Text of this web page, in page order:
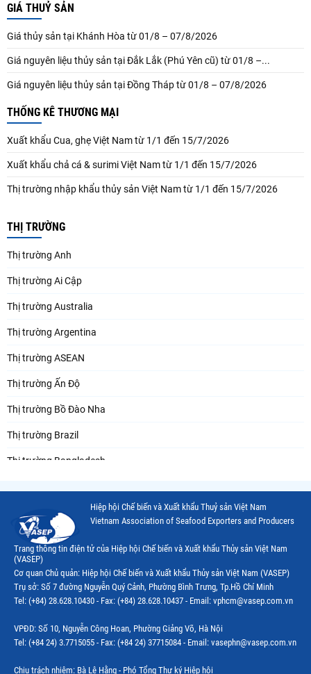
GIÁ THUỶ SẢN
Giá thủy sản tại Khánh Hòa từ 01/8 – 07/8/2026
Giá nguyên liệu thủy sản tại Đắk Lắk (Phú Yên cũ) từ 01/8 –...
Giá nguyên liệu thủy sản tại Đồng Tháp từ 01/8 – 07/8/2026
THỐNG KÊ THƯƠNG MẠI
Xuất khẩu Cua, ghẹ Việt Nam từ 1/1 đến 15/7/2026
Xuất khẩu chả cá & surimi Việt Nam từ 1/1 đến 15/7/2026
Thị trường nhập khẩu thủy sản Việt Nam từ 1/1 đến 15/7/2026
THỊ TRƯỜNG
Thị trường Anh
Thị trường Ai Cập
Thị trường Australia
Thị trường Argentina
Thị trường ASEAN
Thị trường Ấn Độ
Thị trường Bồ Đào Nha
Thị trường Brazil
Thị trường Bangladesh
Thị trường Canada
Thị trường Ecuador
Thị trường EU
Thị trường Indonesia
Thị trường Mỹ
Thị trường Nga
Hiệp hội Chế biến và Xuất khẩu Thuỷ sản Việt Nam
Vietnam Association of Seafood Exporters and Producers
Trang thông tin điện tử của Hiệp hội Chế biến và Xuất khẩu Thủy sản Việt Nam
(VASEP)
Cơ quan Chủ quản: Hiệp hội Chế biến và Xuất khẩu Thủy sản Việt Nam (VASEP)
Trụ sở: Số 7 đường Nguyễn Quý Cảnh, Phường Bình Trưng, Tp.Hồ Chí Minh
Tel: (+84) 28.628.10430 - Fax: (+84) 28.628.10437 - Email: vphcm@vasep.com.vn
VPĐD: Số 10, Nguyễn Công Hoan, Phường Giảng Võ, Hà Nội
Tel: (+84 24) 3.7715055 - Fax: (+84 24) 37715084 - Email: vasephn@vasep.com.vn
Chịu trách nhiệm: Bà Lê Hằng - Phó Tổng Thư ký Hiệp hội